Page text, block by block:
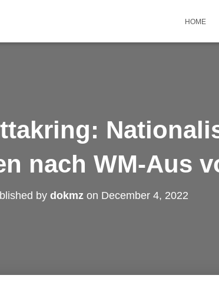
HOME
nach WM-Aus
by dokmzon December 4, 2022